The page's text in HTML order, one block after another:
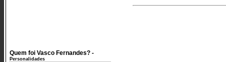
Quem foi Vasco Fernandes? -
Personalidades